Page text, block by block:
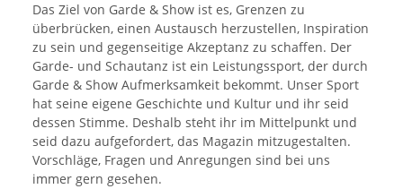
Das Ziel von Garde & Show ist es, Grenzen zu
überbrücken, einen Austausch herzustellen, Inspiration
zu sein und gegenseitige Akzeptanz zu schaffen. Der
Garde- und Schautanz ist ein Leistungssport, der durch
Garde & Show Aufmerksamkeit bekommt. Unser Sport
hat seine eigene Geschichte und Kultur und ihr seid
dessen Stimme. Deshalb steht ihr im Mittelpunkt und
seid dazu aufgefordert, das Magazin mitzugestalten.
Vorschläge, Fragen und Anregungen sind bei uns
immer gern gesehen.